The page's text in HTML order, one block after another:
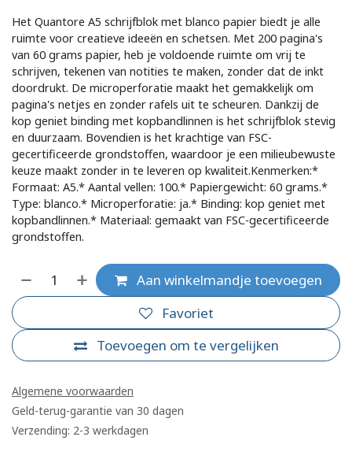
Het Quantore A5 schrijfblok met blanco papier biedt je alle
ruimte voor creatieve ideeën en schetsen. Met 200 pagina's
van 60 grams papier, heb je voldoende ruimte om vrij te
schrijven, tekenen van notities te maken, zonder dat de inkt
doordrukt. De microperforatie maakt het gemakkelijk om
pagina's netjes en zonder rafels uit te scheuren. Dankzij de
kop geniet binding met kopbandlinnen is het schrijfblok stevig
en duurzaam. Bovendien is het krachtige van FSC-
gecertificeerde grondstoffen, waardoor je een milieubewuste
keuze maakt zonder in te leveren op kwaliteit.Kenmerken:*
Formaat: A5.* Aantal vellen: 100.* Papiergewicht: 60 grams.*
Type: blanco.* Microperforatie: ja.* Binding: kop geniet met
kopbandlinnen.* Materiaal: gemaakt van FSC-gecertificeerde
grondstoffen.
Aan winkelmandje toevoegen
Toevoegen om te vergelijken
Favoriet
Algemene voorwaarden
Geld-terug-garantie van 30 dagen
Verzending: 2-3 werkdagen